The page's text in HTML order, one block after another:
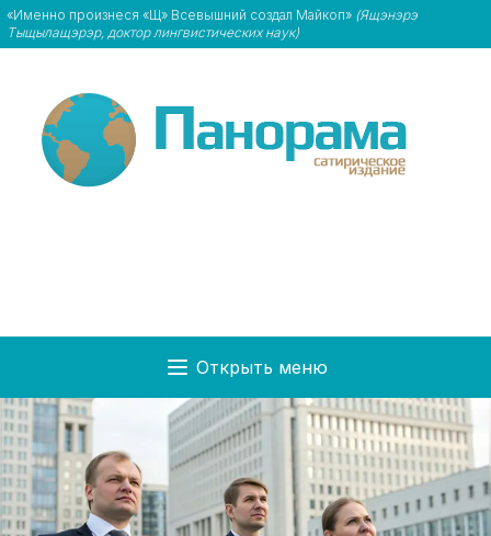
«Именно произнеся «Щ» Всевышний создал Майкоп» (Ящэнэрэ
Тыщылащэрэр, доктор лингвистических наук)
Открыть меню